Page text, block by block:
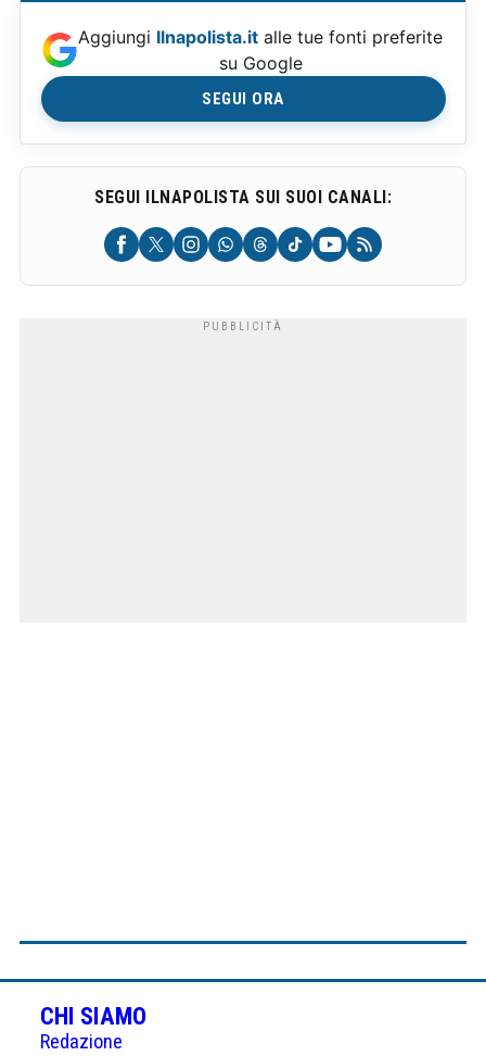
Aggiungi Ilnapolista.it alle tue fonti preferite
su Google
SEGUI ORA
SEGUI ILNAPOLISTA SUI SUOI CANALI:
CHI SIAMO
Redazione